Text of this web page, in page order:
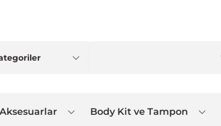
Aksesuarlar Body Kit ve Tampon